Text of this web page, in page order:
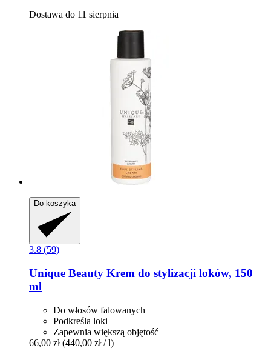
Dostawa do 11 sierpnia
Do koszyka
3.8 (59)
Unique Beauty Krem do stylizacji loków, 150
ml
Do włosów falowanych
Podkreśla loki
Zapewnia większą objętość
66,00 zł (440,00 zł / l)